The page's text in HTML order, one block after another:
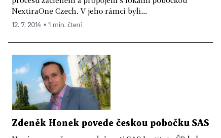
NextiraOne Czech. V jeho rámci byli...
12. 7. 2014 ▪ 1 min. čtení
Zdeněk Honek povede českou pobočku SAS